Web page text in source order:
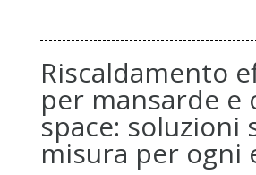
€2.020,00
a
€2.965,00
Riscaldamento
per mansarde e
space: soluzioni
misura per ogni